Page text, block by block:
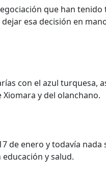
que han
esa decisión en
con el azul turquesa,
y del olanchano.
de enero y todavía nada
y salud.